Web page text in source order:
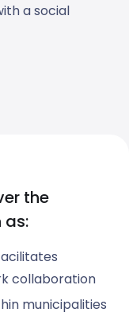
a social
the
as:
collaboration
municipalities